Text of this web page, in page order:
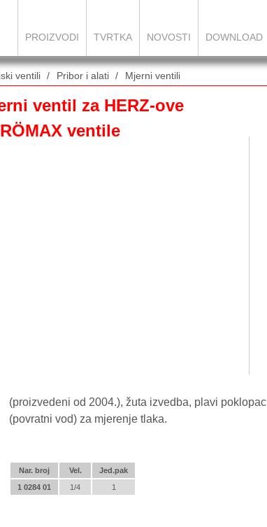
PROIZVODI TVRTKA NOVOSTI DOWNLOAD
ventili Pribor i alati Mjerni ventili
ventil za HERZ-ove
ventile
(proizvedeni od 2004.), žuta izvedba, plavi poklopac
(povratni vod) za mjerenje tlaka.
Nar. broj Vel.
Jed.pak
1 0284 01
1/4 1